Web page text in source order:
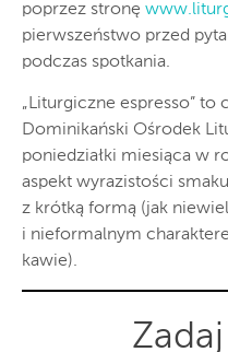
poprzez stronę
pierwszeństwo przed
podczas spotkania.
„Liturgiczne espresso” to
Dominikański Ośrodek
poniedziałki miesiąca w
aspekt wyrazistości
z krótką formą (jak
i nieformalnym
kawie).